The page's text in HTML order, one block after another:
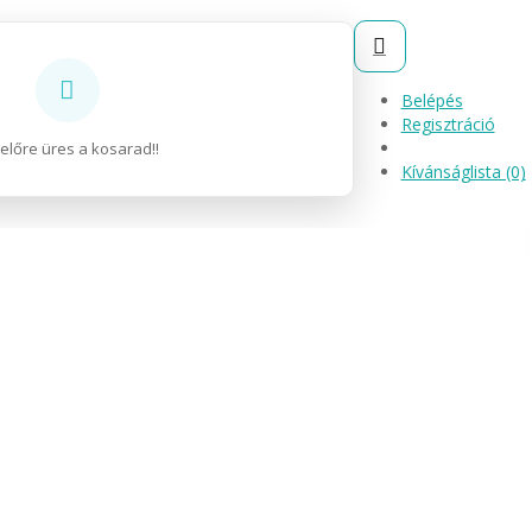
üres a kosarad!!
Belépés
Regisztráció
Kívánságlista (0)